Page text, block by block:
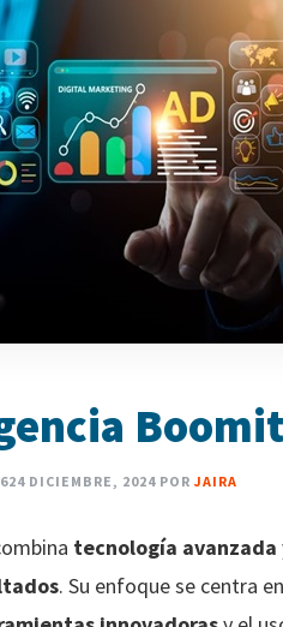
24 DICIEMBRE, 2024 POR JAIRA
tecnología avanzada
. Su enfoque se centra en